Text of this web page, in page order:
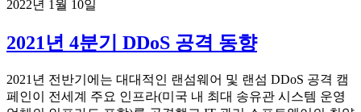
2022년 1월 10일
2021년 4분기 DDoS 공격 동향
2021년 전반기에는 대대적인 랜섬웨어 및 랜섬 DDoS 공격 캠
페인이 전세계 주요 인프라(미국 내 최대 송유관 시스템 운영